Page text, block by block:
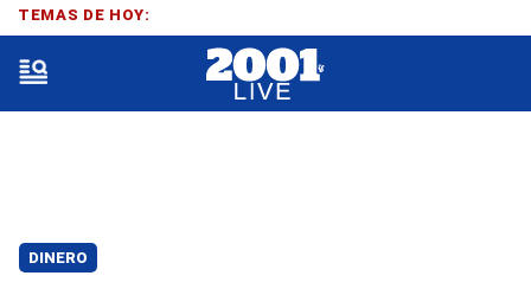
DINERO
TEMAS DE HOY: